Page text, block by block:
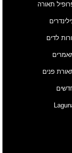
תאורה
לדים
פנים